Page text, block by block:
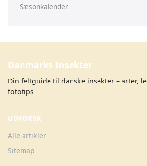
Sæsonkalender
Danmarks Insekter
Din feltguide til danske insekter – arter,
fototips
UDFORSK
Alle artikler
Sitemap